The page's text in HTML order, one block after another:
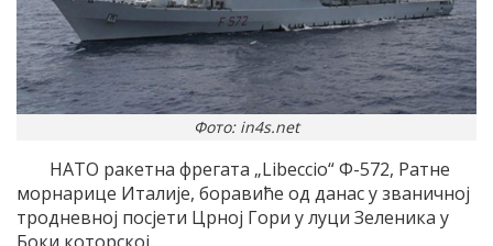
Фото: in4s.net
НАТО ракетна фрегата „Libeccio“ Ф-572, Ратне
морнарице Италије, боравиће од данас у званичној
тродневној посјети Црној Гори у луци Зеленика у